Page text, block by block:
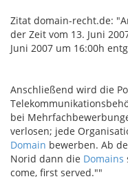
Zitat domain-recht.de:
der Zeit vom 13. Juni
Juni 2007 um 16:00h
Anschließend wird die
bei
verlosen; jede
Domain bewerben. Ab
Norid dann die Domains
come, first served.""